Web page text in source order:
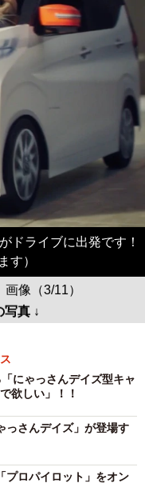
ドライブに出発です！
す）
像（3/11）
写真 ↓
にゃっさんデイズ型キャ
欲しい」！！
っさんデイズ」が登場す
プロパイロット」をオン